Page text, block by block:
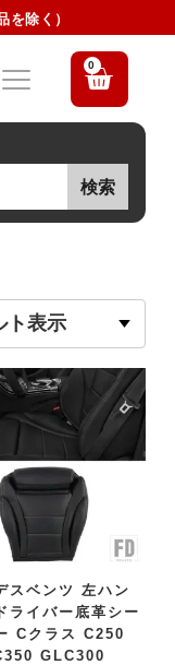
を除く）
0
検索
スベンツ 左ハン
ライバー底革シー
Cクラス C250
GLC300